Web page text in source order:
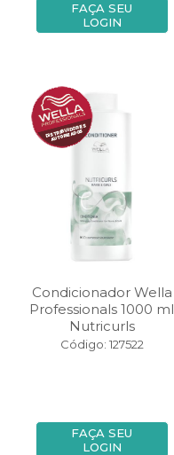
FAÇA SEU
LOGIN
Condicionador Wella
Professionals 1000 ml
Nutricurls
Código: 127522
FAÇA SEU
LOGIN